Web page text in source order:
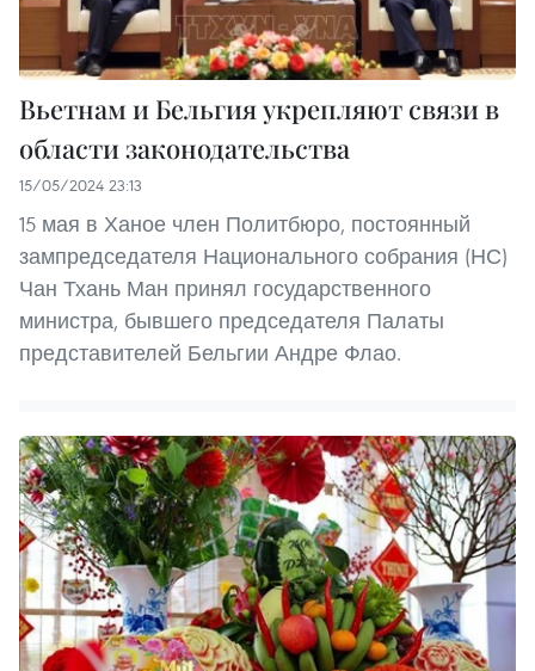
Вьетнам и Бельгия укрепляют связи в
области законодательства
15/05/2024 23:13
15 мая в Ханое член Политбюро, постоянный
зампредседателя Национального собрания (НС)
Чан Тхань Ман принял государственного
министра, бывшего председателя Палаты
представителей Бельгии Андре Флао.